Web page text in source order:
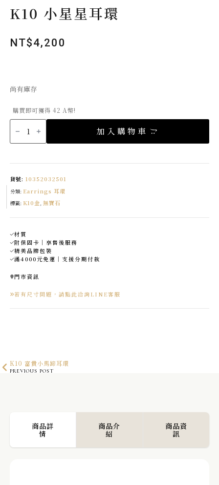
K10 小星星耳環
NT$4,200
尚有庫存
購買即可獲得 42 A幣!
K10
耳
量
加入購物車
貨號: 10352032501
分類: Earrings 耳環
標籤: K10金 無寶石
材質
附保固卡｜享售後服務
精美品牌包裝
滿4000元免運｜支援分期付款
門市資訊
若有尺寸問題，請點此洽詢LINE客服
K10 富貴小馬蹄耳環
PREVIOUS POST
商品詳
情
商品介
紹
商品資
訊